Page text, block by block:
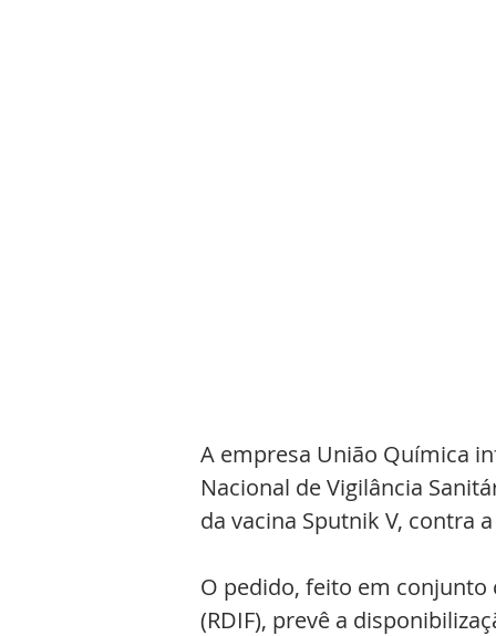
A empresa União Química
Nacional de Vigilância
da vacina Sputnik V, contra
O pedido, feito em
(RDIF), prevê a